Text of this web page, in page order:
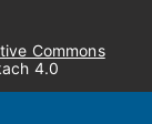
Commons
4.0